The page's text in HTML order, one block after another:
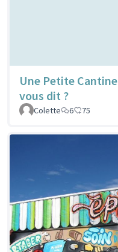
Une Petite
vous dit ?
Colette 6 75